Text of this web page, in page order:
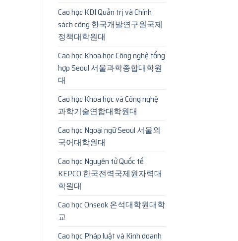
Cao học KDI Quản trị và Chính
sách công 한국개발연구원국제
정책대학원대
Cao học Khoa học Công nghệ tổng
hợp Seoul 서울과학종합대학원
대
Cao học Khoa học và Công nghệ
과학기술연합대학원대
Cao học Ngoại ngữ Seoul 서울외
국어대학원대
Cao học Nguyên tử Quốc tế
KEPCO 한국전력국제원자력대
학원대
Cao học Onseok 온석대학원대학
교
Cao học Pháp luật và Kinh doanh